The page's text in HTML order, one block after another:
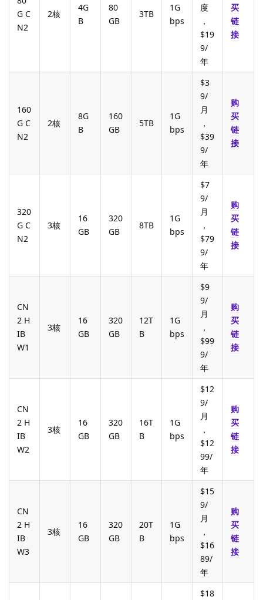
G C
N2
2核
4G
B
80
GB
3TB
1G
bps
度
，
$19
9/
年
买
链
接
160
G C
N2
2核
8G
B
160
GB
5TB
1G
bps
$3
9/
月
，
$39
9/
年
购
买
链
接
320
G C
N2
3核
16
GB
320
GB
8TB
1G
bps
$7
9/
月
，
$79
9/
年
购
买
链
接
CN
2 H
IB
W1
3核
16
GB
320
GB
12T
B
1G
bps
$9
9/
月
，
$99
9/
年
购
买
链
接
CN
2 H
IB
W2
3核
16
GB
320
GB
16T
B
1G
bps
$12
9/
月
，
$12
99/
年
购
买
链
接
CN
2 H
IB
W3
3核
16
GB
320
GB
20T
B
1G
bps
$15
9/
月
，
$16
89/
年
购
买
链
接
$18